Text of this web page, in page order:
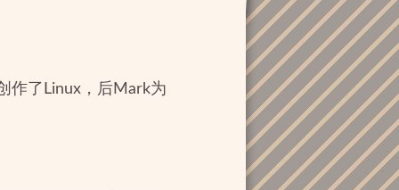
作了Linux，后Mark为